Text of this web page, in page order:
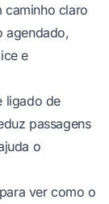
caminho claro
agendado,
e
ligado de
passagens
o
para ver como o